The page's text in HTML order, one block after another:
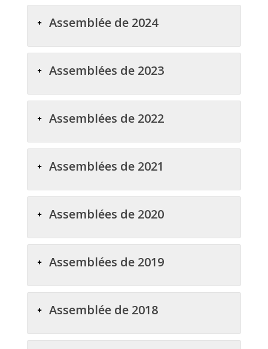
Assemblée de 2024
Assemblées de 2023
Assemblées de 2022
Assemblées de 2021
Assemblées de 2020
Assemblées de 2019
Assemblée de 2018